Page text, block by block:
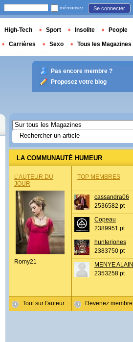
LA COMMUNAUTÉ HUMEUR
L’AUTEUR DU
JOUR
Romy21
Tout sur l'auteur
TOP MEMBRES
cassandra06
2536582 pt
Copeau
2389951 pt
hunterjones
2383750 pt
MENYE ALAIN
2353258 pt
Devenez membre
mémorisez Se connecter
High-Tech Sport Insolite People
Carrières Sexo Tous les Magazines
Pas encore membre ?
Proposez votre blog